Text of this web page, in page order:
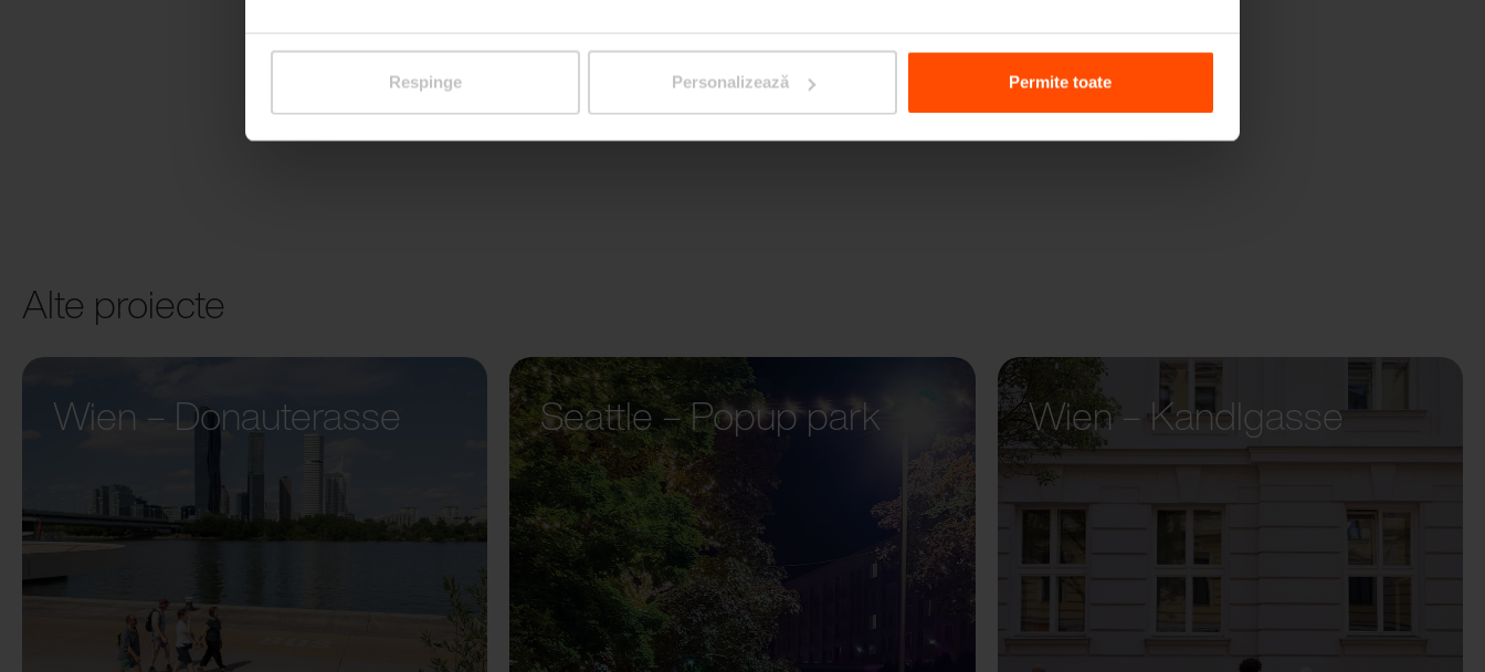
Respinge Personalizează Permite toate
TABLY
Alte proiecte
Wien – Donauterasse
Seattle – Popup park Wien – Kandlgasse